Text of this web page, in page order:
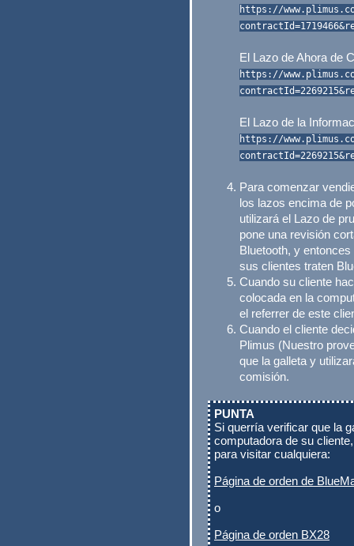
https://
El Lazo de Ahora de
https://
El Lazo de la
https://
Para comenzar
los lazos encima de
utilizará el Lazo de
pone una revisión
Bluetooth, y
sus clientes traten
Cuando su cliente
colocada en la
el referrer de este
Cuando el cliente
Plimus (Nuestro
que la galleta y
comisión.
PUNTA
Si querría verificar que la
computadora de su
para visitar cualquiera:
Página de orden de
o
Página de orden BX28